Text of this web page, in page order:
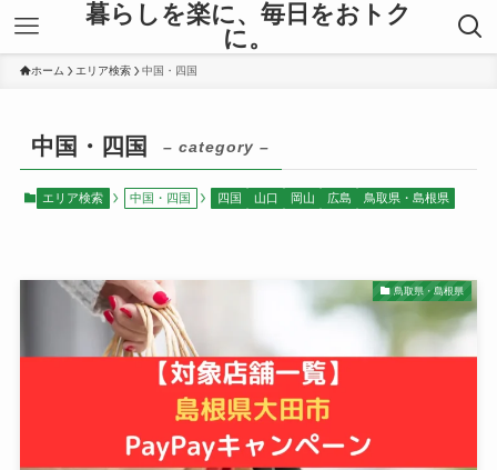
暮らしを楽に、毎日をおトク
に。
ホーム エリア検索 中国・四国
中国・四国 – category –
エリア検索 中国・四国 四国 山口 岡山 広島 鳥取県・島根県
鳥取県・島根県